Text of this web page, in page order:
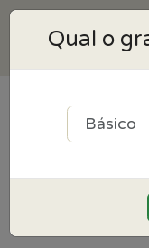
83
Qual o